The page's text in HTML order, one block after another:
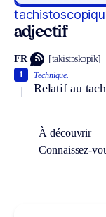
adjectif
FR [takistɔskɔpik]
Technique.
Relatif au
1
À découvrir
Connaissez-